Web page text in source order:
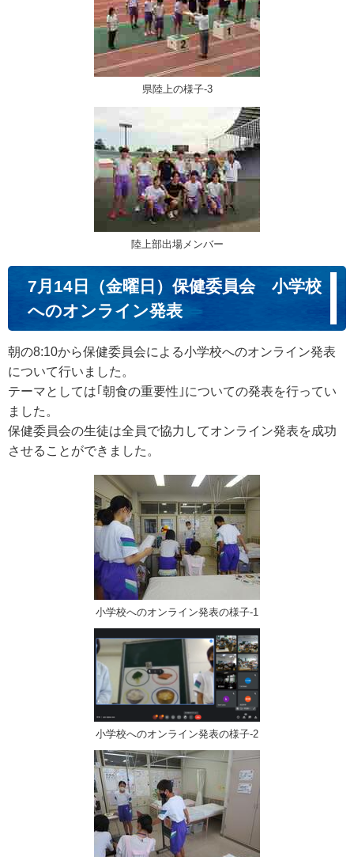
県陸上の様子-3
陸上部出場メンバー
7月14日（金曜日）保健委員会 小学校
へのオンライン発表
朝の8:10から保健委員会による小学校へのオンライン発表
について行いました。
テーマとしては｢朝食の重要性｣についての発表を行ってい
ました。
保健委員会の生徒は全員で協力してオンライン発表を成功
させることができました。
小学校へのオンライン発表の様子-1
小学校へのオンライン発表の様子-2